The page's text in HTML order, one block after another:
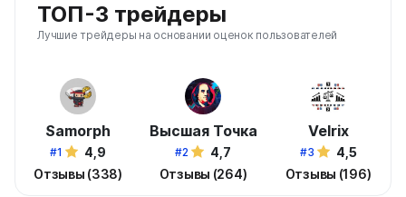
ТОП-3 трейдеры
Лучшие трейдеры на основании оценок пользователей
Samorph
#1
4,9
Отзывы (338)
Высшая Точка
#2
4,7
Отзывы (264)
Velrix
#3
4,5
Отзывы (196)